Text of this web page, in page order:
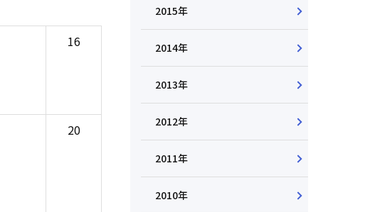
16
20
2015年
2014年
2013年
2012年
2011年
2010年